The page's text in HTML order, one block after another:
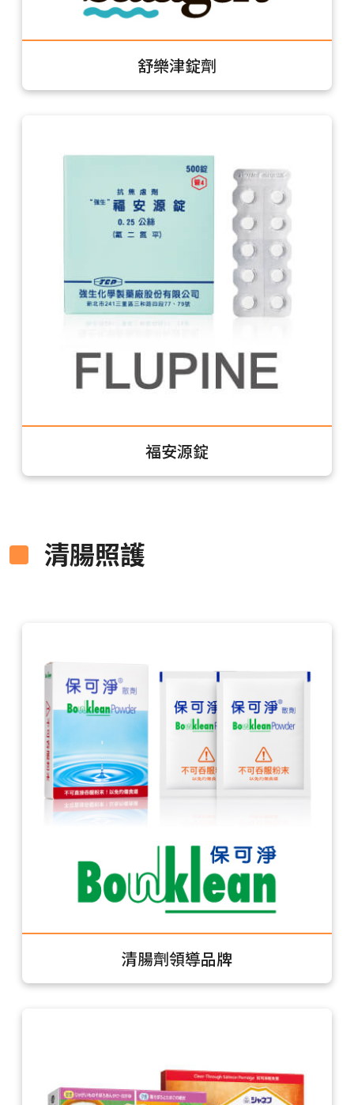
舒樂津錠劑
福安源錠
清腸照護
清腸劑領導品牌